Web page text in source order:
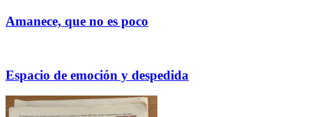
Amanece, que no es poco
Espacio de emoción y despedida